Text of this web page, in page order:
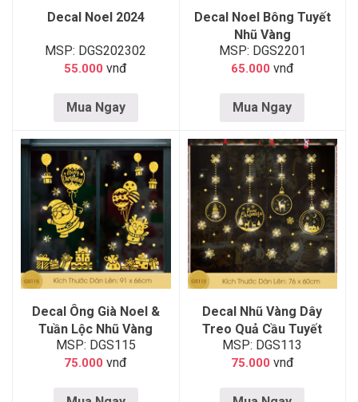
Decal Noel 2024
MSP: DGS202302
55.000 vnđ
Mua Ngay
Decal Noel Bông Tuyết
Nhũ Vàng
MSP: DGS2201
65.000 vnđ
Mua Ngay
Decal Ông Già Noel &
Tuần Lộc Nhũ Vàng
MSP: DGS115
75.000 vnđ
Decal Nhũ Vàng Dây
Treo Quả Cầu Tuyết
MSP: DGS113
75.000 vnđ